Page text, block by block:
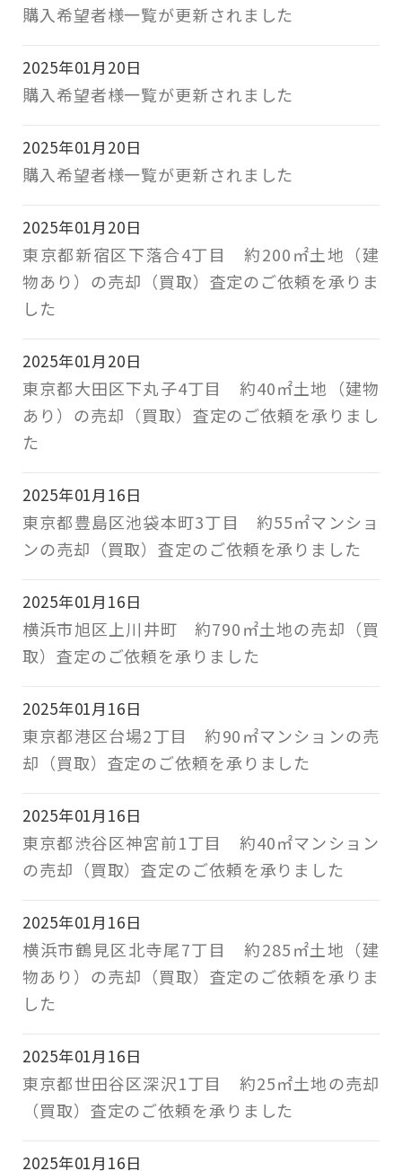
購入希望者様一覧が更新されました
2025年01月20日
購入希望者様一覧が更新されました
2025年01月20日
購入希望者様一覧が更新されました
2025年01月20日
東京都新宿区下落合4丁目 約200㎡土地（建
物あり）の売却（買取）査定のご依頼を承りま
した
2025年01月20日
東京都大田区下丸子4丁目 約40㎡土地（建物
あり）の売却（買取）査定のご依頼を承りまし
た
2025年01月16日
東京都豊島区池袋本町3丁目 約55㎡マンショ
ンの売却（買取）査定のご依頼を承りました
2025年01月16日
横浜市旭区上川井町 約790㎡土地の売却（買
取）査定のご依頼を承りました
2025年01月16日
東京都港区台場2丁目 約90㎡マンションの売
却（買取）査定のご依頼を承りました
2025年01月16日
東京都渋谷区神宮前1丁目 約40㎡マンション
の売却（買取）査定のご依頼を承りました
2025年01月16日
横浜市鶴見区北寺尾7丁目 約285㎡土地（建
物あり）の売却（買取）査定のご依頼を承りま
した
2025年01月16日
東京都世田谷区深沢1丁目 約25㎡土地の売却
（買取）査定のご依頼を承りました
2025年01月16日